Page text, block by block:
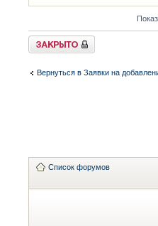
Закрыто
Вернуться в Заявки на
Список форумов